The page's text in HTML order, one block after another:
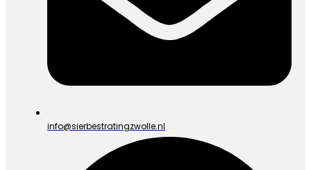
info@sierbestratingzwolle.nl